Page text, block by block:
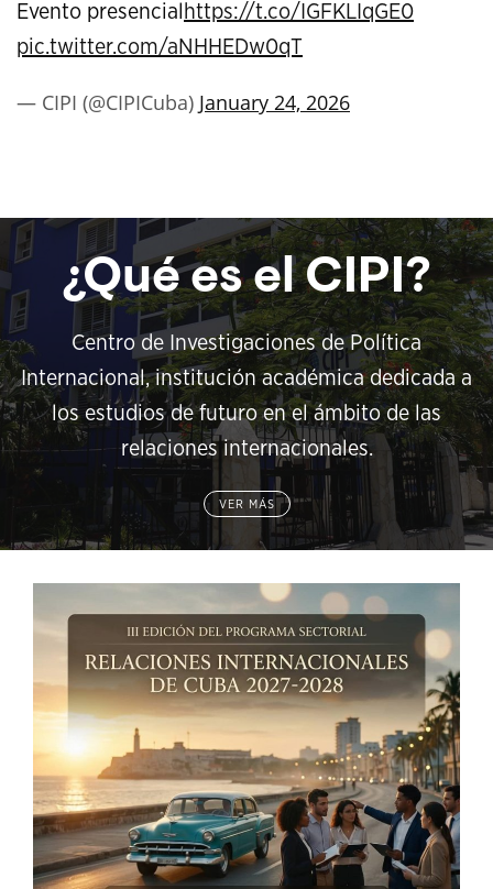
Evento presencial https://t.co/IGFKLIqGE0
pic.twitter.com/aNHHEDw0qT
— CIPI (@CIPICuba) January 24, 2026
¿Qué es el CIPI?
Centro de Investigaciones de Política
Internacional, institución académica dedicada a
los estudios de futuro en el ámbito de las
relaciones internacionales.
VER MÁS